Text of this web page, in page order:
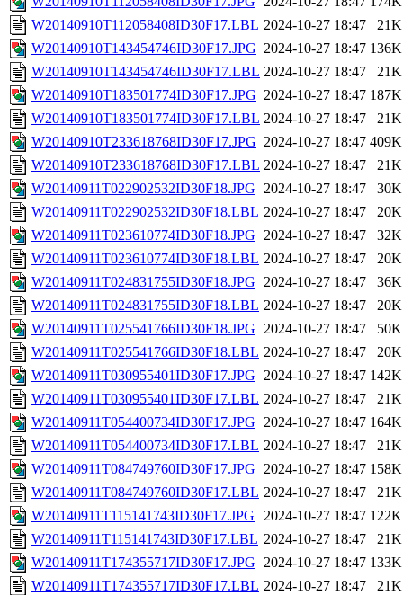
W20140910T112058408ID30F17.LBL 2024-10-27 18:47
21K
W20140910T143454746ID30F17.JPG 2024-10-27 18:47 136K
W20140910T143454746ID30F17.LBL 2024-10-27 18:47
21K
W20140910T183501774ID30F17.JPG 2024-10-27 18:47 187K
W20140910T183501774ID30F17.LBL 2024-10-27 18:47
21K
W20140910T233618768ID30F17.JPG 2024-10-27 18:47 409K
W20140910T233618768ID30F17.LBL 2024-10-27 18:47
21K
W20140911T022902532ID30F18.JPG 2024-10-27 18:47
30K
W20140911T022902532ID30F18.LBL 2024-10-27 18:47
20K
W20140911T023610774ID30F18.JPG 2024-10-27 18:47
32K
W20140911T023610774ID30F18.LBL 2024-10-27 18:47
20K
W20140911T024831755ID30F18.JPG 2024-10-27 18:47
36K
W20140911T024831755ID30F18.LBL 2024-10-27 18:47
20K
W20140911T025541766ID30F18.JPG 2024-10-27 18:47
50K
W20140911T025541766ID30F18.LBL 2024-10-27 18:47
20K
W20140911T030955401ID30F17.JPG 2024-10-27 18:47 142K
W20140911T030955401ID30F17.LBL 2024-10-27 18:47
21K
W20140911T054400734ID30F17.JPG 2024-10-27 18:47 164K
W20140911T054400734ID30F17.LBL 2024-10-27 18:47
21K
W20140911T084749760ID30F17.JPG 2024-10-27 18:47 158K
W20140911T084749760ID30F17.LBL 2024-10-27 18:47
21K
W20140911T115141743ID30F17.JPG
2024-10-27 18:47 122K
W20140911T115141743ID30F17.LBL 2024-10-27 18:47
21K
W20140911T174355717ID30F17.JPG 2024-10-27 18:47 133K
W20140911T174355717ID30F17.LBL 2024-10-27 18:47
21K